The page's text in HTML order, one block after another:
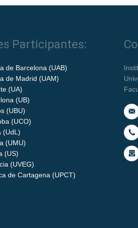
Participantes:
de Barcelona (UAB)
de Madrid (UAM)
(UA)
(UB)
(UBU)
(UCO)
(UdL)
(UMU)
(US)
(UVEG)
de Cartagena (UPCT)